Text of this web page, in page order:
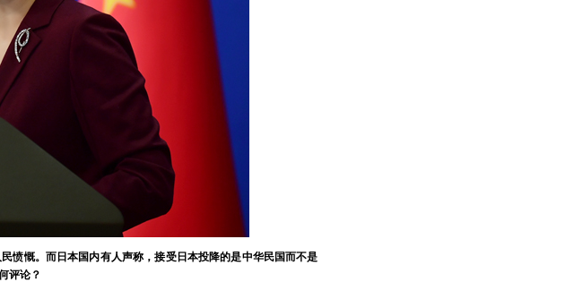
愤慨。而日本国内有人声称，接受日本投降的是中华民国而不是
评论？